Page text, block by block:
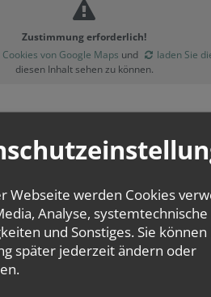
Zustimmung erforderlich!
Cookies von Google Maps und laden Sie
diesen Inhalt sehen zu können.
tweet
Webseite werden Cookies
Analyse, systemtechnische
und Sonstiges. Sie können
später jederzeit ändern oder